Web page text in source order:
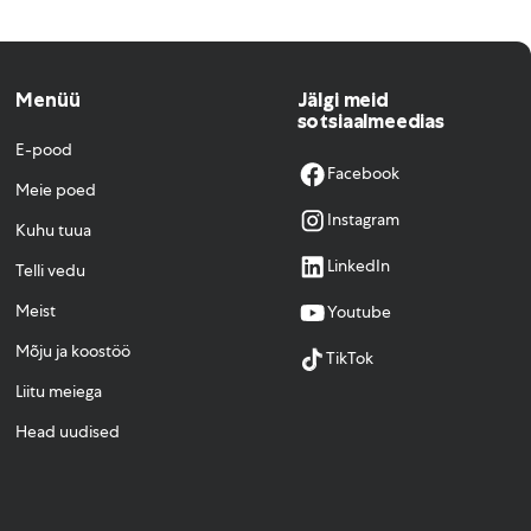
Menüü
E-pood
Meie poed
Kuhu tuua
Telli vedu
Meist
Mõju ja koostöö
Liitu meiega
Head uudised
Jälgi meid
sotsiaalmeedias
Facebook
Instagram
LinkedIn
Youtube
TikTok